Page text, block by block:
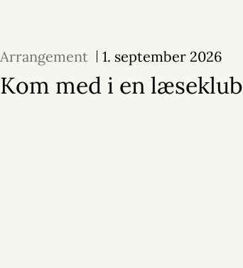
Arrangement 1. september 2026
Kom med i en læseklub